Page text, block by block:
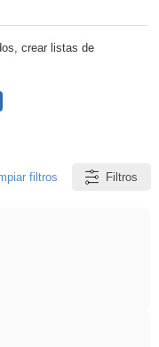
crear listas de
filtros Filtros